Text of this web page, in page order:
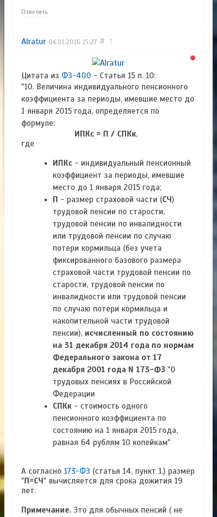
Ответить
Alratur 04.01.2016 15:27 # ↑
Цитата из ФЗ-400 - Статья 15 п. 10:
"10. Величина индивидуального пенсионного
коэффициента за периоды, имевшие место до
1 января 2015 года, определяется по
формуле:
ИПКс = П / СПКк,
где
ИПКс- индивидуальный пенсионный
коэффициент за периоды, имевшие
место до 1 января 2015 года;
П - размер страховой части (СЧ)
трудовой пенсии по старости,
трудовой пенсии по инвалидности
или трудовой пенсии по случаю
потери кормильца (без учета
фиксированного базового размера
страховой части трудовой пенсии по
старости, трудовой пенсии по
инвалидности или трудовой пенсии
по случаю потери кормильца и
накопительной части трудовой
пенсии), исчисленный по состоянию
на 31 декабря 2014 года по нормам
Федерального закона от 17
декабря 2001 года N 173-ФЗ"О
трудовых пенсиях в Российской
Федерации
СПКк- стоимость одного
пенсионного коэффициента по
состоянию на 1 января 2015 года,
равная 64 рублям 10 копейкам"
А согласно 173-ФЗ (статья 14, пункт 1.) размер
"П=СЧ" вычисляется для срока дожития 19
лет.
Примечание.Это для обычных пенсий ( не